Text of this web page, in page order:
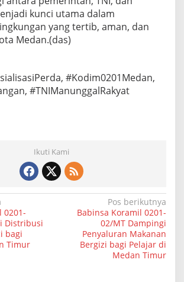
kunci utama dalam
yang tertib, aman, dan
Medan.(das)
#Kodim0201Medan,
#TNIManunggalRakyat
Ikuti Kami
0201-
Distribusi
bagi
Timur
Pos berikutnya
Babinsa Koramil 0201-
02/MT Dampingi
Penyaluran Makanan
Bergizi bagi Pelajar di
Medan Timur